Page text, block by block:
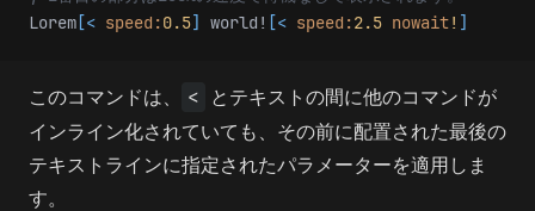
Lorem [< speed:0.5] world! [< speed:2.5 nowait! ]
このコマンドは、 < とテキストの間に他のコマンドが
インライン化されていても、その前に配置された最後の
テキストラインに指定されたパラメーターを適用しま
す。